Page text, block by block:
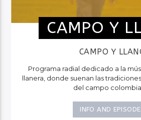
CAMPO Y
CAMPO Y
Programa radial dedicado a la
llanera, donde suenan las
del campo
INFO AND